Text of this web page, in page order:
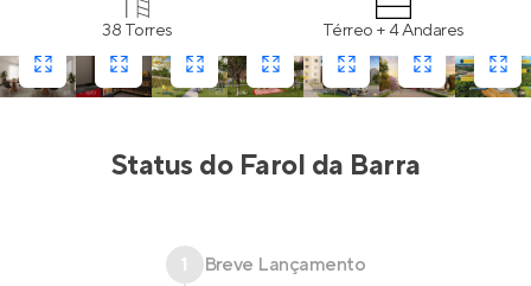
38 Torres Térreo + 4 Andares
Status do Farol da Barra
1 Breve Lançamento